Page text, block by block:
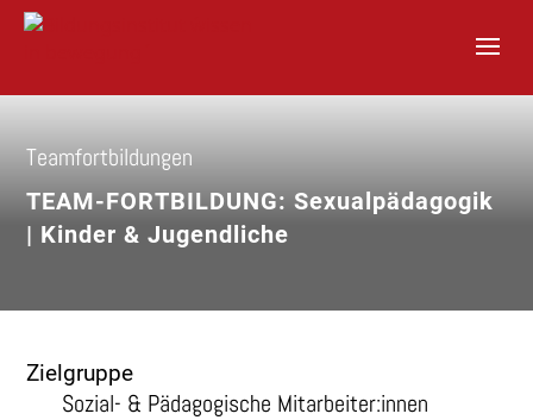
Teamfortbildungen
TEAM-FORTBILDUNG: Sexualpädagogik
| Kinder & Jugendliche
Zielgruppe
Sozial- & Pädagogische Mitarbeiter:innen